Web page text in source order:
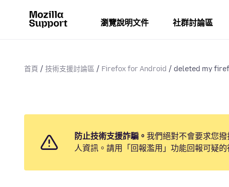
瀏覽說明文件 社群討論區
首頁 技術支援討論區 Firefox for Android deleted my
防止技術支援詐騙。 我們絕對不會要求您
人資訊。請用「回報濫用」功能回報可疑的